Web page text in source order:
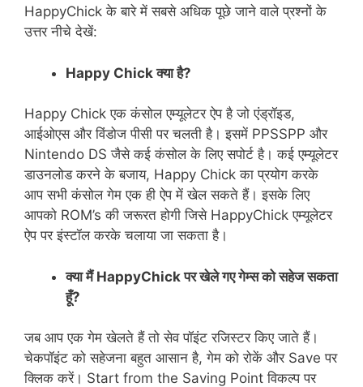
HappyChick के बारे में सबसे अधिक पूछे जाने वाले प्रश्नों के
उत्तर नीचे देखें:
Happy Chickक्या है?
Happy Chick एक कंसोल एम्यूलेटर ऐप है जो एंड्रॉइड,
आईओएस और विंडोज पीसी पर चलती है। इसमें PPSSPP और
Nintendo DS जैसे कई कंसोल के लिए सपोर्ट है। कई एम्यूलेटर
डाउनलोड करने के बजाय, Happy Chick का प्रयोग करके
आप सभी कंसोल गेम एक ही ऐप में खेल सकते हैं। इसके लिए
आपको ROM’s की जरूरत होगी जिसे HappyChick एम्यूलेटर
ऐप पर इंस्टॉल करके चलाया जा सकता है।
क्या मैंHappyChickपर खेले गए गेम्स को सहेज सकता
हूँ?
जब आप एक गेम खेलते हैं तो सेव पॉइंट रजिस्टर किए जाते हैं।
चेकपॉइंट को सहेजना बहुत आसान है, गेम को रोकें और Save पर
क्लिक करें। Start from the Saving Point विकल्प पर